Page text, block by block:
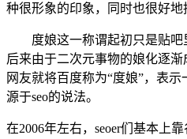
种很形象的印象，同时也很好地
度娘这一称谓起初只是贴吧
后来由于二次元事物的娘化逐
网友就将百度称为“度娘”，表
源于seo的说法。
在2006年左右，seoer们基本上